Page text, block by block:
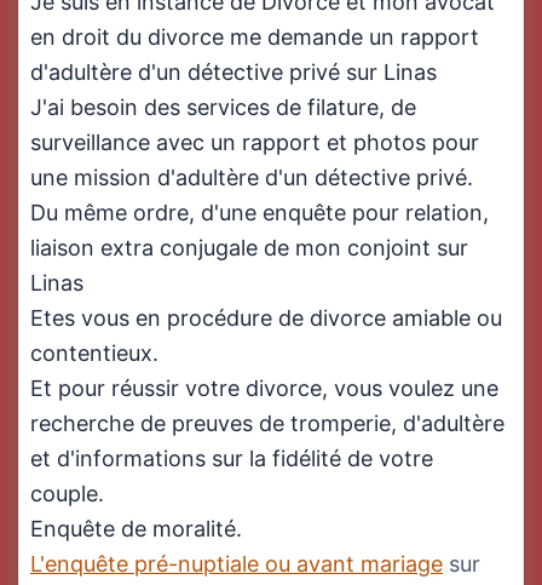
en droit du divorce me demande un rapport
d'adultère d'un détective privé sur Linas
J'ai besoin des services de filature, de
surveillance avec un rapport et photos pour
une mission d'adultère d'un détective privé.
Du même ordre, d'une enquête pour relation,
liaison extra conjugale de mon conjoint sur
Linas
Etes vous en procédure de divorce amiable ou
contentieux.
Et pour réussir votre divorce, vous voulez une
recherche de preuves de tromperie, d'adultère
et d'informations sur la fidélité de votre
couple.
Enquête de moralité.
L'enquête pré-nuptiale ou avant mariage sur